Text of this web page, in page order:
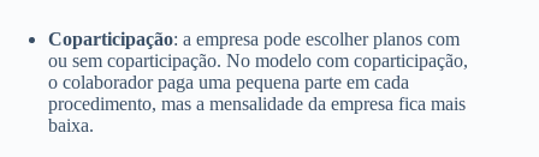
Coparticipação: a empresa pode escolher planos com
ou sem coparticipação. No modelo com coparticipação,
o colaborador paga uma pequena parte em cada
procedimento, mas a mensalidade da empresa fica mais
baixa.